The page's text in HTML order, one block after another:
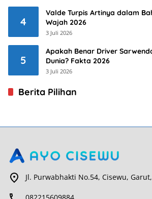
4
Valde Turpis Artinya dalam
Wajah 2026
3 Juli 2026
5
Apakah Benar Driver
Dunia? Fakta 2026
3 Juli 2026
Berita Pilihan
Jl. Purwabhakti No.54, Cisewu,
082215609884